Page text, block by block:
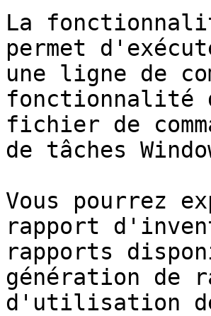
La
permet
une ligne de
fonctionnalité
fichier de
de tâches
Vous pourrez
rapport
rapports
génération de
d'utilisation